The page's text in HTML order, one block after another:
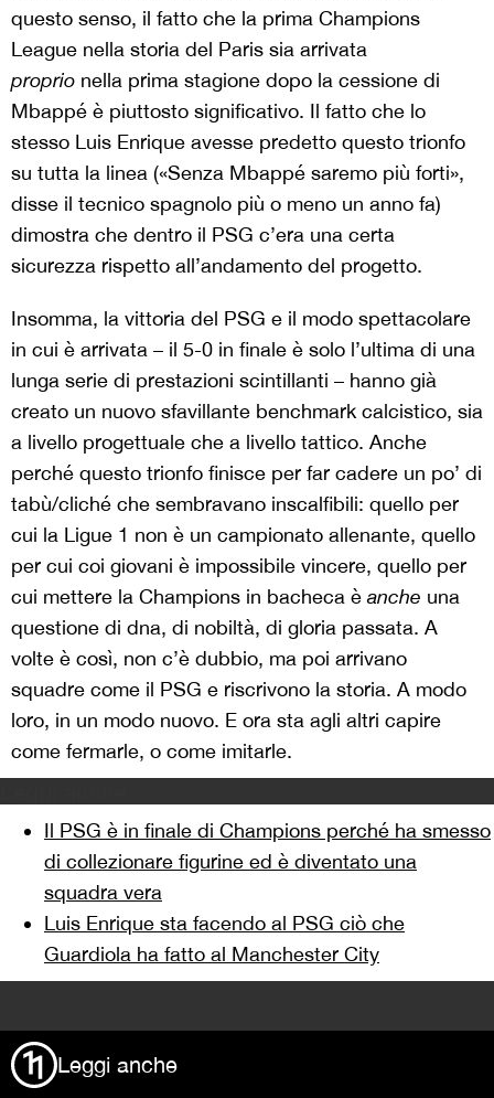
questo senso, il fatto che la prima Champions
League nella storia del Paris sia arrivata
proprio nella prima stagione dopo la cessione di
Mbappé è piuttosto significativo. Il fatto che lo
stesso Luis Enrique avesse predetto questo trionfo
su tutta la linea («Senza Mbappé saremo più forti»,
disse il tecnico spagnolo più o meno un anno fa)
dimostra che dentro il PSG c’era una certa
sicurezza rispetto all’andamento del progetto.
Insomma, la vittoria del PSG e il modo spettacolare
in cui è arrivata – il 5-0 in finale è solo l’ultima di una
lunga serie di prestazioni scintillanti – hanno già
creato un nuovo sfavillante benchmark calcistico, sia
a livello progettuale che a livello tattico. Anche
perché questo trionfo finisce per far cadere un po’ di
tabù/cliché che sembravano inscalfibili: quello per
cui la Ligue 1 non è un campionato allenante, quello
per cui coi giovani è impossibile vincere, quello per
cui mettere la Champions in bacheca èanche una
questione di dna, di nobiltà, di gloria passata. A
volte è così, non c’è dubbio, ma poi arrivano
squadre come il PSG e riscrivono la storia. A modo
loro, in un modo nuovo. E ora sta agli altri capire
come fermarle, o come imitarle.
Il PSG è in finale di Champions perché ha smesso
di collezionare figurine ed è diventato una
squadra vera
Luis Enrique sta facendo al PSG ciò che
Guardiola ha fatto al Manchester City
Leggi anche